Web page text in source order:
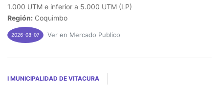
1.000 UTM e inferior a 5.000 UTM (LP)
Región: Coquimbo
2026-08-07 Ver en Mercado Publico
I MUNICIPALIDAD DE VITACURA